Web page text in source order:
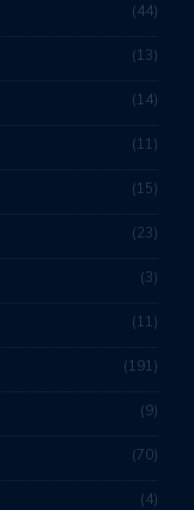
44
13
14
11
15
23
3
11
191
9
70
4